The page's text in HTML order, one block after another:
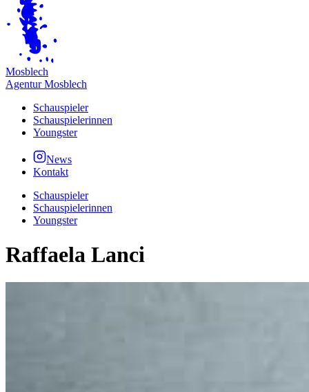
Mosblech
Agentur Mosblech
Schauspieler
Schauspielerinnen
Youngster
News
Kontakt
Schauspieler
Schauspielerinnen
Youngster
Raffaela Lanci